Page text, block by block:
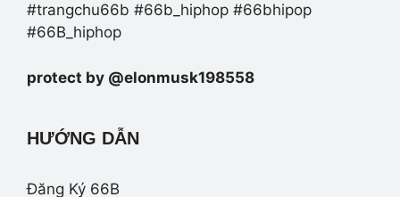
#trangchu66b #66b_hiphop #66bhipop
#66B_hiphop
protect by @elonmusk198558
HƯỚNG DẪN
Đăng Ký 66B